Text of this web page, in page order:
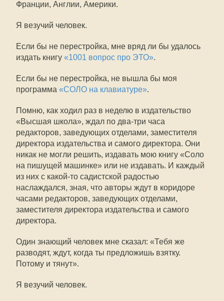
Франции, Англии, Америки.
Я везучий человек.
Если бы не перестройка, мне вряд ли бы удалось
издать книгу «1001 вопрос про ЭТО».
Если бы не перестройка, не вышла бы моя
программа «СОЛО на клавиатуре».
Помню, как ходил раз в неделю в издательство
«Высшая школа», ждал по два-три часа
редакторов, заведующих отделами, заместителя
директора издательства и самого директора. Они
никак не могли решить, издавать мою книгу «Соло
на пишущей машинке» или не издавать. И каждый
из них с какой-то садистской радостью
наслаждался, зная, что авторы ждут в коридоре
часами редакторов, заведующих отделами,
заместителя директора издательства и самого
директора.
Один знающий человек мне сказал: «Тебя же
разводят, ждут, когда ты предложишь взятку.
Потому и тянут».
Я везучий человек.